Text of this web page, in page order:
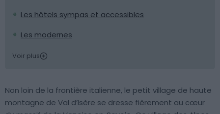
Les hôtels sympas et accessibles
Les modernes
Voir plus
Non loin de la frontière italienne, le petit village de haute
montagne de Val d’Isère se dresse fièrement au cœur